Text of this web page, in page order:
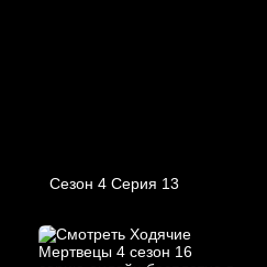
Сезон 4 Серия 13